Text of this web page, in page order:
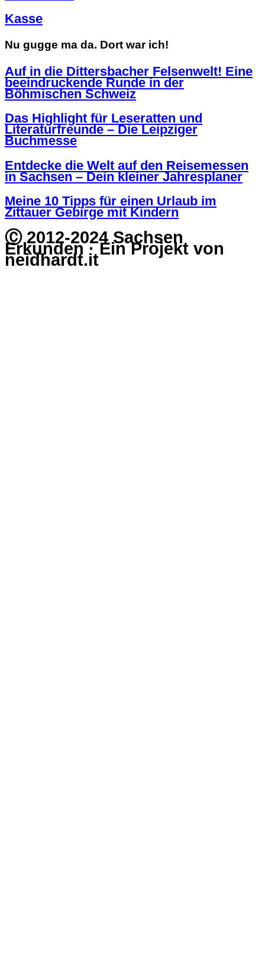
Kasse
Nu gugge ma da. Dort war ich!
Auf in die Dittersbacher Felsenwelt! Eine
beeindruckende Runde in der
Böhmischen Schweiz
Das Highlight für Leseratten und
Literaturfreunde – Die Leipziger
Buchmesse
Entdecke die Welt auf den Reisemessen
in Sachsen – Dein kleiner Jahresplaner
Meine 10 Tipps für einen Urlaub im
Zittauer Gebirge mit Kindern
Ⓒ 2012-2024 Sachsen
Erkunden · Ein Projekt von
neidhardt.it